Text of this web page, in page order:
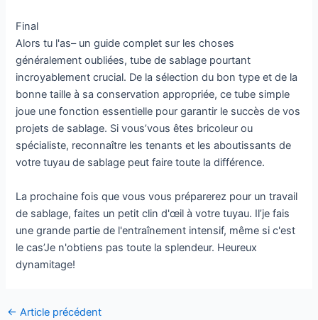
Final
Alors tu l'as– un guide complet sur les choses
généralement oubliées, tube de sablage pourtant
incroyablement crucial. De la sélection du bon type et de la
bonne taille à sa conservation appropriée, ce tube simple
joue une fonction essentielle pour garantir le succès de vos
projets de sablage. Si vous’vous êtes bricoleur ou
spécialiste, reconnaître les tenants et les aboutissants de
votre tuyau de sablage peut faire toute la différence.
La prochaine fois que vous vous préparerez pour un travail
de sablage, faites un petit clin d'œil à votre tuyau. Il’je fais
une grande partie de l'entraînement intensif, même si c'est
le cas’Je n'obtiens pas toute la splendeur. Heureux
dynamitage!
Navigation
← Article précédent